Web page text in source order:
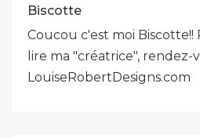
Biscotte
Coucou c'est moi
lire ma "créatrice", rendez-
LouiseRobertDesigns.com